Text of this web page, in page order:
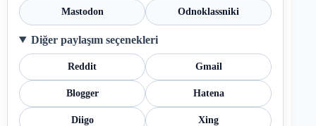
Mastodon Odnoklassniki
Diğer paylaşım seçenekleri
Reddit Gmail
Blogger Hatena
Diigo Xing